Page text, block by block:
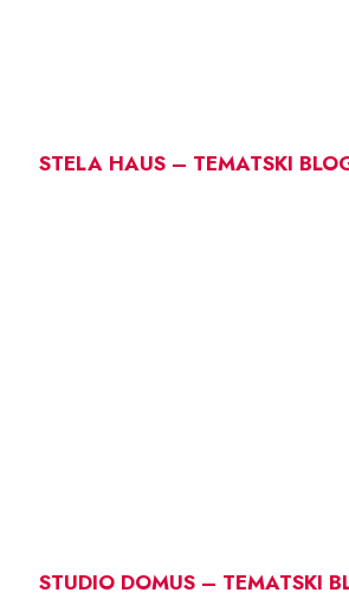
STELA HAUS – TEMATSKI
STUDIO DOMUS – TEMATSKI